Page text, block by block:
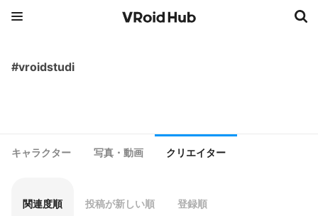
#vroidstudi
キャラクター 写真・動画 クリエイター
関連度順 投稿が新しい順 登録順